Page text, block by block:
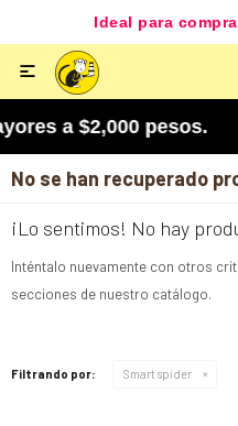
Ideal para

a $2,000
No se han recuperado
¡Lo sentimos! No hay
Inténtalo nuevamente con otros
secciones de nuestro catálogo.
Filtrando por: Smart spider